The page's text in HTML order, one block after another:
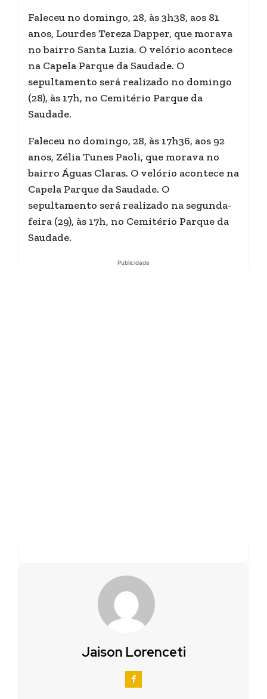
Faleceu no domingo, 28, às 3h38, aos 81
anos, Lourdes Tereza Dapper, que morava
no bairro Santa Luzia. O velório acontece
na Capela Parque da Saudade. O
sepultamento será realizado no domingo
(28), às 17h, no Cemitério Parque da
Saudade.
Faleceu no domingo, 28, às 17h36, aos 92
anos, Zélia Tunes Paoli, que morava no
bairro Águas Claras. O velório acontece na
Capela Parque da Saudade. O
sepultamento será realizado na segunda-
feira (29), às 17h, no Cemitério Parque da
Saudade.
Publicidade
Jaison Lorenceti